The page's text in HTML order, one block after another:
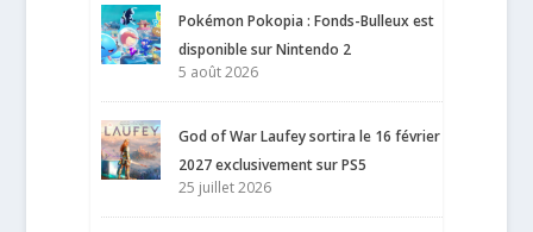
Pokémon Pokopia : Fonds-Bulleux est
disponible sur Nintendo 2
5 août 2026
God of War Laufey sortira le 16 février
2027 exclusivement sur PS5
25 juillet 2026